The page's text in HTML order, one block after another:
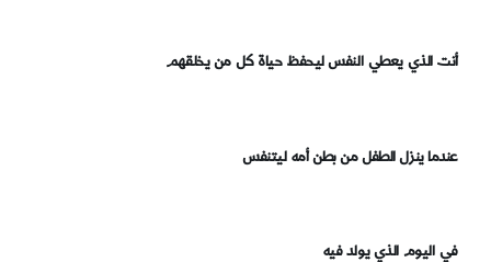
أنت الذي يعطي النفس ليحفظ حياة كل من يخلقهم
عندما ينزل الطفل من بطن أمه ليتنفس
في اليوم الذي يولد فيه